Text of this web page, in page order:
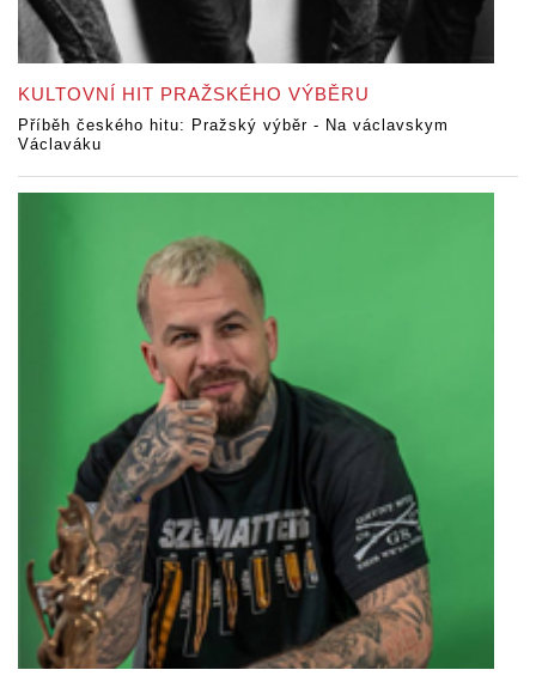
KULTOVNÍ HIT PRAŽSKÉHO VÝBĚRU
Příběh českého hitu: Pražský výběr - Na václavskym
Václaváku